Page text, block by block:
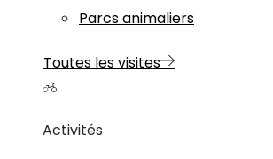
Parcs animaliers
Toutes les visites
Activités